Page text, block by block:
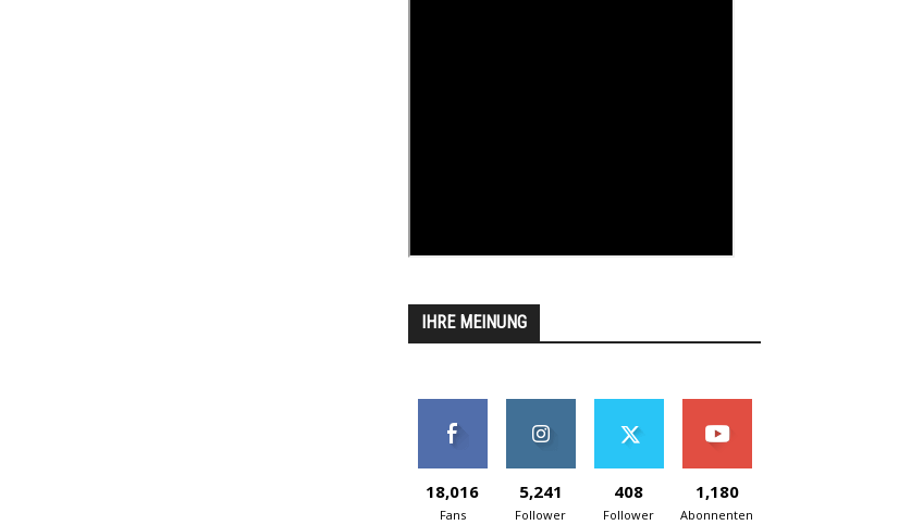
IHRE MEINUNG
18,016
Fans
5,241
Follower
408
Follower
1,180
Abonnenten